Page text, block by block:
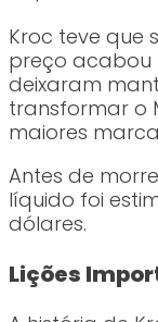
Kroc teve que
preço acabou
deixaram
transformar o
maiores
Antes de
líquido foi
dólares.
Lições